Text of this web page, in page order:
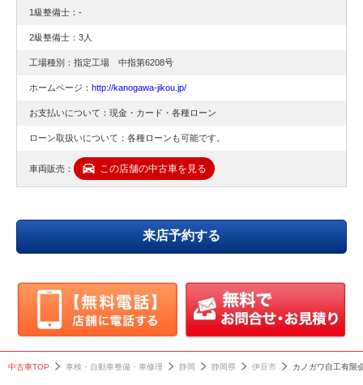
取り付け
土曜営業
東部
伊豆
交換
東部
静岡県
1級整備士：-
2級整備士：3人
工場種別：指定工場 中指第6208号
ホームページ： http://kanogawa-jikou.jp/
お支払いについて：現金・カード・各種ローン
ローン取扱いについて：各種ローンも可能です。
車両販売： この店舗の中古車を見る
来店予約する
中古車TOP 車検・自動車整備・車修理 静岡 静岡県 伊豆市 カノガワ自工有限